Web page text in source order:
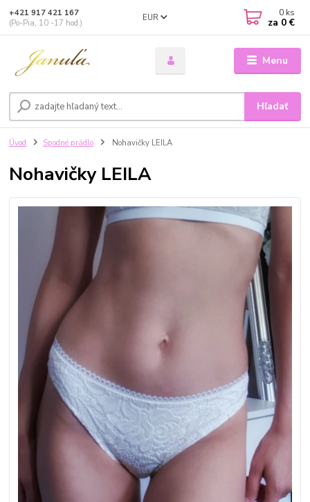
Menu
EUR
Hľadať
+421 917 421 167
(Po-Pia, 10 -17 hod.)
0 ks
za 0 €
Úvod Spodné prádlo Nohavičky LEILA
Nohavičky LEILA